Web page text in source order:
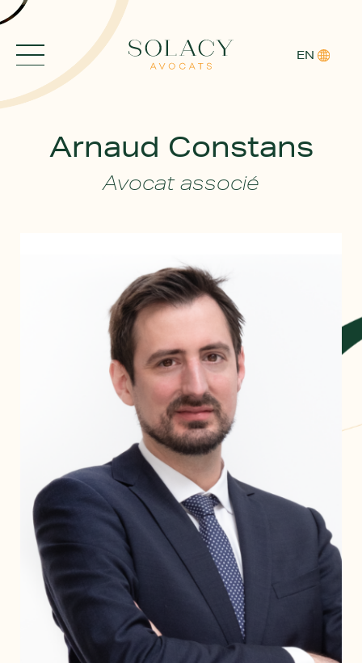
ACCUEIL
EXPERTISES
ACTUALITÉS
EN
Arnaud Constans
Avocat associé